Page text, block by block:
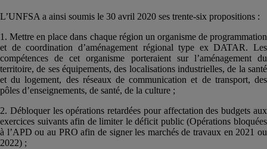
L’UNFSA a ainsi soumis le 30 avril 2020 ses trente-six propositions :
1. Mettre en place dans chaque région un organisme de programmation
et de coordination d’aménagement régional type ex DATAR. Les
compétences de cet organisme porteraient sur l’aménagement du
territoire, de ses équipements, des localisations industrielles, de la santé
et du logement, des réseaux de communication et de transport, des
pôles d’enseignements, de santé, de la culture ;
2. Débloquer les opérations retardées pour affectation des budgets aux
exercices suivants afin de limiter le déficit public (Opérations bloquées
à l’APD ou au PRO afin de signer les marchés de travaux en 2021 ou
2022) ;